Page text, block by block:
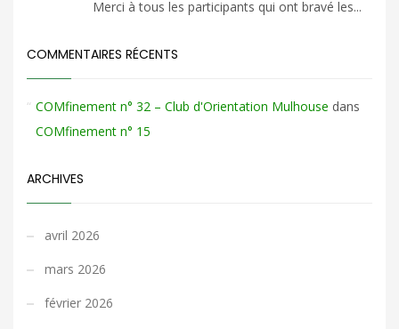
Merci à tous les participants qui ont bravé les...
COMMENTAIRES RÉCENTS
COMfinement n° 32 – Club d'Orientation Mulhouse dans
COMfinement n° 15
ARCHIVES
avril 2026
mars 2026
février 2026